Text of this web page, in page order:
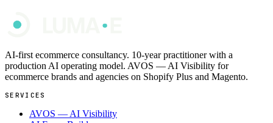
AI-first ecommerce consultancy. 10-year practitioner with a
production AI operating model. AVOS — AI Visibility for
ecommerce brands and agencies on Shopify Plus and Magento.
SERVICES
AVOS — AI Visibility